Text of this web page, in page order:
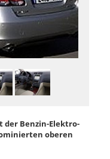
Benzin-Elektro-
oberen